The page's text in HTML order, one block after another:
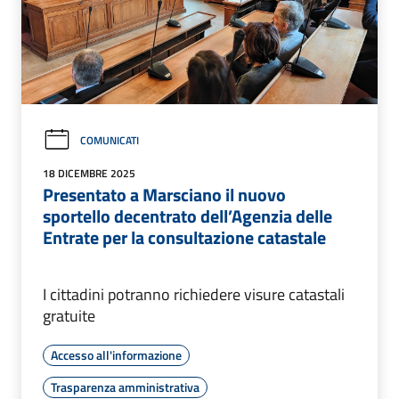
COMUNICATI
18 DICEMBRE 2025
Presentato a Marsciano il nuovo
sportello decentrato dell’Agenzia delle
Entrate per la consultazione catastale
I cittadini potranno richiedere visure catastali
gratuite
Accesso all'informazione
Trasparenza amministrativa